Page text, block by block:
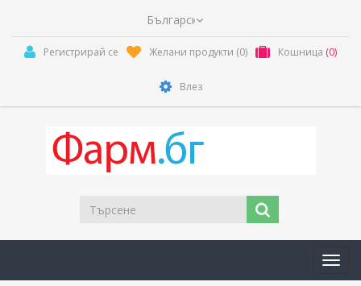
Регистрирай се Желани продукти (0) Кошница (0)
Влез